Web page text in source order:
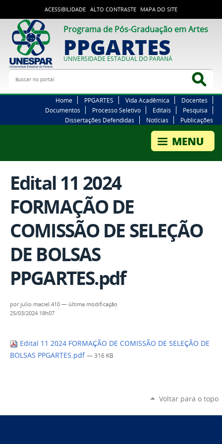
ACESSIBILIDADE ALTO CONTRASTE MAPA DO SITE
Programa de Pós-Graduação em Artes
PPGARTES
UNIVERSIDADE ESTADUAL DO PARANÁ
Buscar no portal
Home PPGARTES Vida Acadêmica
Docentes
Documentos
Processo Seletivo Editais
Pesquisa
Dissertações Defendidas
Notícias Publicações
Edital 11 2024
FORMAÇÃO DE
COMISSÃO DE SELEÇÃO
DE BOLSAS
PPGARTES.pdf
por julio.maciel.410 — última modificação
25/03/2024 18h07
Edital 11 2024 FORMAÇÃO DE COMISSÃO DE SELEÇÃO DE
BOLSAS PPGARTES.pdf — 316 KB
Voltar para o topo